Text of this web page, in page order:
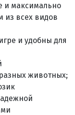
и максимально
из всех видов
и удобны для
животных;